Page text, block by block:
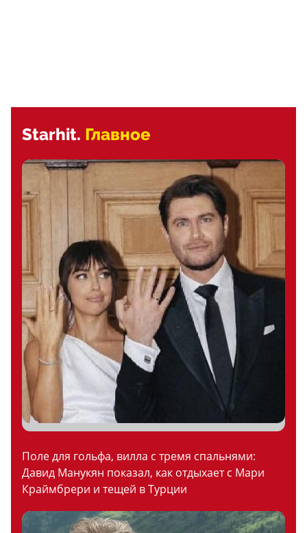
Starhit. Главное
Поле для гольфа, вилла с тремя спальнями:
Давид Манукян показал, как отдыхает с Мари
Краймбрери и тещей в Турции